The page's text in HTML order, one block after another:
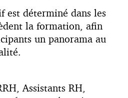
est déterminé dans les
la formation, afin
un panorama au
Assistants RH,